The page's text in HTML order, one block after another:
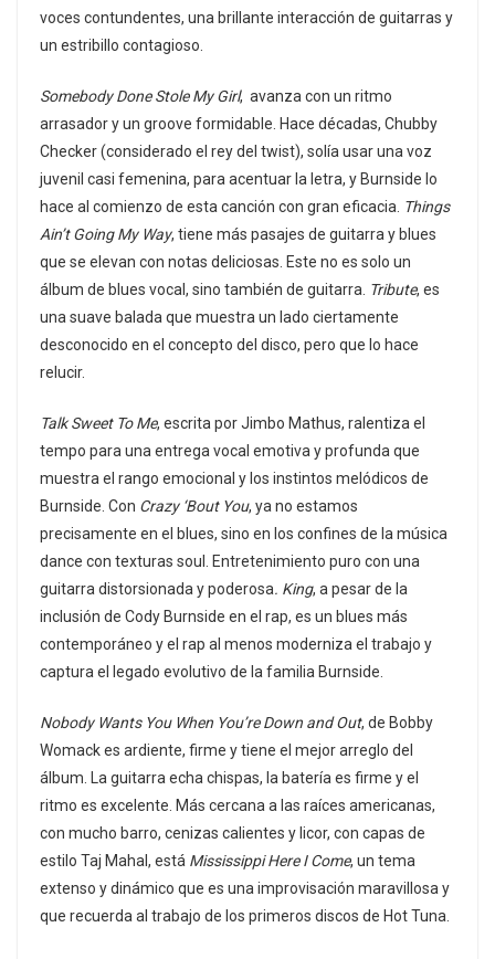
voces contundentes, una brillante interacción de guitarras y
un estribillo contagioso.
Somebody Done Stole My Girl, avanza con un ritmo
arrasador y un groove formidable. Hace décadas, Chubby
Checker (considerado el rey del twist), solía usar una voz
juvenil casi femenina, para acentuar la letra, y Burnside lo
hace al comienzo de esta canción con gran eficacia. Things
Ain’t Going My Way, tiene más pasajes de guitarra y blues
que se elevan con notas deliciosas. Este no es solo un
álbum de blues vocal, sino también de guitarra. Tribute, es
una suave balada que muestra un lado ciertamente
desconocido en el concepto del disco, pero que lo hace
relucir.
Talk Sweet To Me, escrita por Jimbo Mathus, ralentiza el
tempo para una entrega vocal emotiva y profunda que
muestra el rango emocional y los instintos melódicos de
Burnside. Con Crazy ‘Bout You, ya no estamos
precisamente en el blues, sino en los confines de la música
dance con texturas soul. Entretenimiento puro con una
guitarra distorsionada y poderosa. King, a pesar de la
inclusión de Cody Burnside en el rap, es un blues más
contemporáneo y el rap al menos moderniza el trabajo y
captura el legado evolutivo de la familia Burnside.
Nobody Wants You When You’re Down and Out, de Bobby
Womack es ardiente, firme y tiene el mejor arreglo del
álbum. La guitarra echa chispas, la batería es firme y el
ritmo es excelente. Más cercana a las raíces americanas,
con mucho barro, cenizas calientes y licor, con capas de
estilo Taj Mahal, está Mississippi Here I Come, un tema
extenso y dinámico que es una improvisación maravillosa y
que recuerda al trabajo de los primeros discos de Hot Tuna.